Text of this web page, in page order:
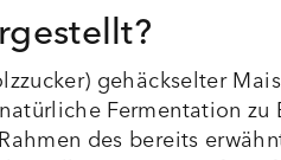
gehäckselter
Fermentation
des bereits